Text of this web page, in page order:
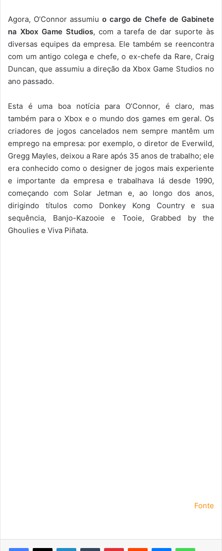
Agora, O’Connor assumiu o cargo de Chefe de Gabinete
na Xbox Game Studios, com a tarefa de dar suporte às
diversas equipes da empresa. Ele também se reencontra
com um antigo colega e chefe, o ex-chefe da Rare, Craig
Duncan, que assumiu a direção da Xbox Game Studios no
ano passado.
Esta é uma boa notícia para O’Connor, é claro, mas
também para o Xbox e o mundo dos games em geral. Os
criadores de jogos cancelados nem sempre mantêm um
emprego na empresa: por exemplo, o diretor de Everwild,
Gregg Mayles, deixou a Rare após 35 anos de trabalho; ele
era conhecido como o designer de jogos mais experiente
e importante da empresa e trabalhava lá desde 1990,
começando com Solar Jetman e, ao longo dos anos,
dirigindo títulos como Donkey Kong Country e sua
sequência, Banjo-Kazooie e Tooie, Grabbed by the
Ghoulies e Viva Piñata.
Fonte
Facebook
X LinkedinTumblr PinterestReddit Messenger